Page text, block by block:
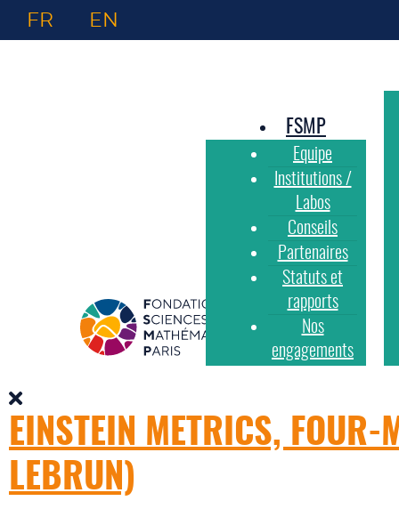
FR EN
FSMP
Equipe
Institutions /
Labos
Conseils
Partenaires
Statuts et
rapports
Nos
engagements
EINSTEIN METRICS,
LEBRUN)